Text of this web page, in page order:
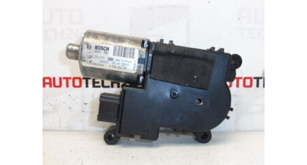
Warenkorb
Weltweiter Versand